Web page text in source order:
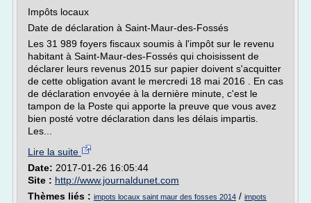
Impôts locaux
Date de déclaration à Saint-Maur-des-Fossés
Les 31 989 foyers fiscaux soumis à l'impôt sur le revenu
habitant à Saint-Maur-des-Fossés qui choisissent de
déclarer leurs revenus 2015 sur papier doivent s'acquitter
de cette obligation avant le mercredi 18 mai 2016 . En cas
de déclaration envoyée à la dernière minute, c'est le
tampon de la Poste qui apporte la preuve que vous avez
bien posté votre déclaration dans les délais impartis.
Les...
Lire la suite
Date: 2017-01-26 16:05:44
Site : http://www.journaldunet.com
Thèmes liés : impots locaux saint maur des fosses 2014 / impots